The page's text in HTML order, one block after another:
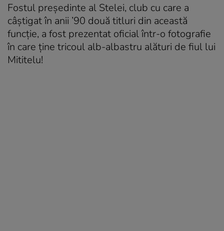
Fostul președinte al Stelei, club cu care a
câștigat în anii ’90 două titluri din această
funcție, a fost prezentat oficial într-o fotografie
în care ține tricoul alb-albastru alături de fiul lui
Mititelu!